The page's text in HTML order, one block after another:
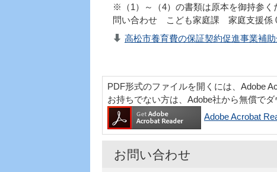
※（1）～（4）の書類は原本を御持参く
問い合わせ こども家庭課 家庭支援係
高松市養育費の保証契約促進事業補
PDF形式のファイルを開くには、Adobe
お持ちでない方は、Adobe社から無償でダ
Adobe Acrobat
お問い合わせ